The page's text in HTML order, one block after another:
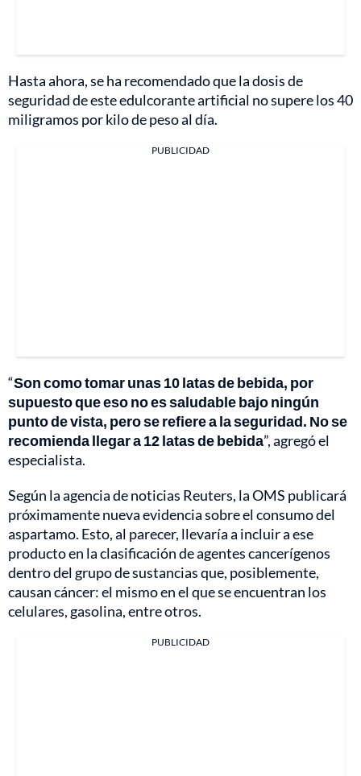
Hasta ahora, se ha recomendado que la dosis de
seguridad de este edulcorante artificial no supere los 40
miligramos por kilo de peso al día.
PUBLICIDAD
“Son como tomar unas 10 latas de bebida, por
supuesto que eso no es saludable bajo ningún
punto de vista, pero se refiere a la seguridad. No se
recomienda llegar a 12 latas de bebida”, agregó el
especialista.
Según la agencia de noticias Reuters, la OMS publicará
próximamente nueva evidencia sobre el consumo del
aspartamo. Esto, al parecer, llevaría a incluir a ese
producto en la clasificación de agentes cancerígenos
dentro del grupo de sustancias que, posiblemente,
causan cáncer: el mismo en el que se encuentran los
celulares, gasolina, entre otros.
PUBLICIDAD